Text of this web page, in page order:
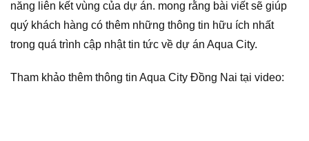
năng liên kết vùng của dự án. mong rằng bài viết sẽ giúp
quý khách hàng có thêm những thông tin hữu ích nhất
trong quá trình cập nhật tin tức về dự án Aqua City.
Tham khảo thêm thông tin Aqua City Đồng Nai tại video: